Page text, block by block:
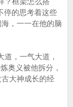
停的思考着这些
，一一在他的脑
，一气大道，
奥义被他拆分，
大神成长的经